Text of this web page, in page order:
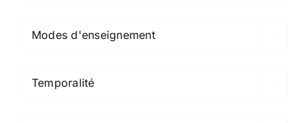
Modes d'enseignement
Temporalité